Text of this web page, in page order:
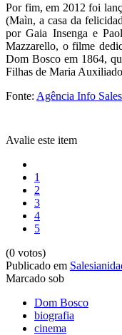
Por fim, em 2012 foi
(Maìn, a casa da
por Gaia Insenga e
Mazzarello, o filme
Dom Bosco em 1864,
Filhas de Maria
Fonte: Agência Info
Avalie este item
1
2
3
4
5
(0 votos)
Publicado em
Marcado sob
Dom Bosco
biografia
cinema